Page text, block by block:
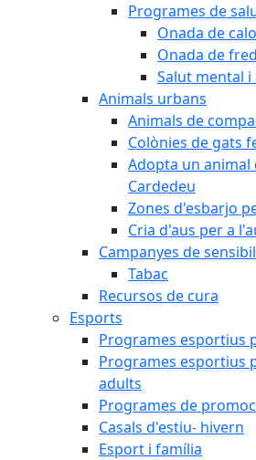
Programes de
Onada de
Onada de fred
Salut mental i
Animals urbans
Animals de
Colònies de gats
Adopta un animal
Cardedeu
Zones d'esbarjo
Cria d'aus per a
Campanyes de
Tabac
Recursos de cura
Esports
Programes esportius
Programes esportius
adults
Programes de
Casals d'estiu- hivern
Esport i família